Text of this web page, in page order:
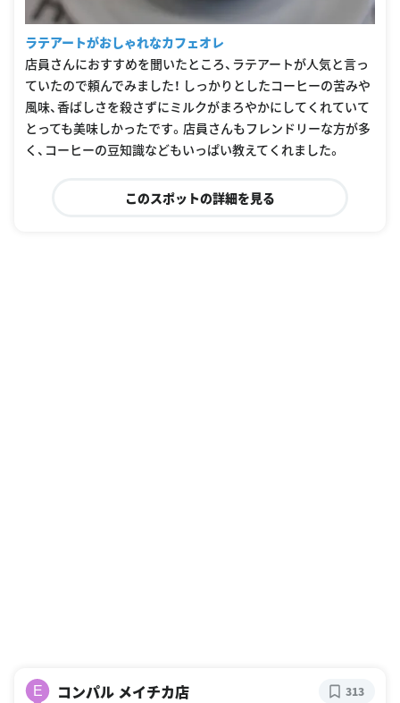
ラテアートがおしゃれなカフェオレ
店員さんにおすすめを聞いたところ、ラテアートが人気と言っ
ていたので頼んでみました！ しっかりとしたコーヒーの苦みや
風味、香ばしさを殺さずにミルクがまろやかにしてくれていて
とっても美味しかったです。店員さんもフレンドリーな方が多
く、コーヒーの豆知識などもいっぱい教えてくれました。
このスポットの詳細を見る
E コンパル メイチカ店 313